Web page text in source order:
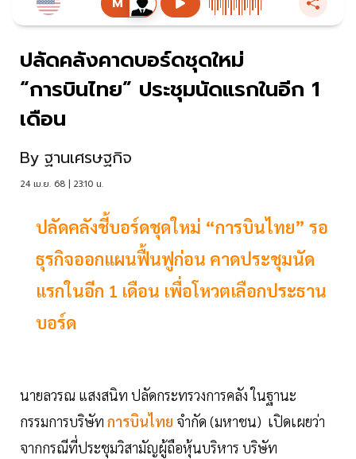
ปลัดคลังคาดบอร์ดชุดใหม่
“การบินไทย” ประชุมนัดแรกในอีก 1
เดือน
By ฐานเศรษฐกิจ
24 เม.ย. 68 | 23:10 น.
ปลัดคลังชี้บอร์ดชุดใหม่ “การบินไทย” รอ
ธุรกิจออกแผนฟื้นฟูก่อน คาดประชุมนัด
แรกในอีก 1 เดือน เพื่อโหวตเลือกประธาน
บอร์ด
นายลวรณ แสงสนิท ปลัดกระทรวงการคลัง ในฐานะ
กรรมการบริษัท การบินไทย จำกัด (มหาชน) เปิดเผยว่า
จากกรณีที่ประชุมวิสามัญผู้ถือหุ้นบริหาร บริษัท